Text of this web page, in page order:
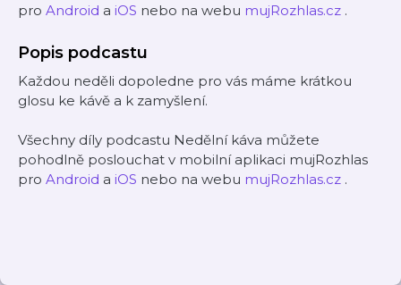
pro Android a iOS nebo na webu mujRozhlas.cz .
Popis podcastu
Každou neděli dopoledne pro vás máme krátkou
glosu ke kávě a k zamyšlení.
Všechny díly podcastu Nedělní káva můžete
pohodlně poslouchat v mobilní aplikaci mujRozhlas
pro Android a iOS nebo na webu mujRozhlas.cz .